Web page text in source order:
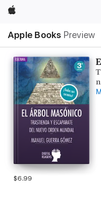
Apple
Apple Books Preview
Nav
Open
Menu
$6.99